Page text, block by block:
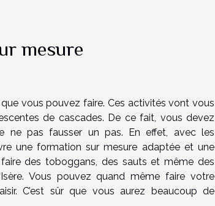
mesure
vous pouvez faire. Ces activités vont vous
de cascades. De ce fait, vous devez
ne pas fausser un pas. En effet, avec les
une formation sur mesure adaptée et une
des toboggans, des sauts et même des
Vous pouvez quand même faire votre
C’est sûr que vous aurez beaucoup de